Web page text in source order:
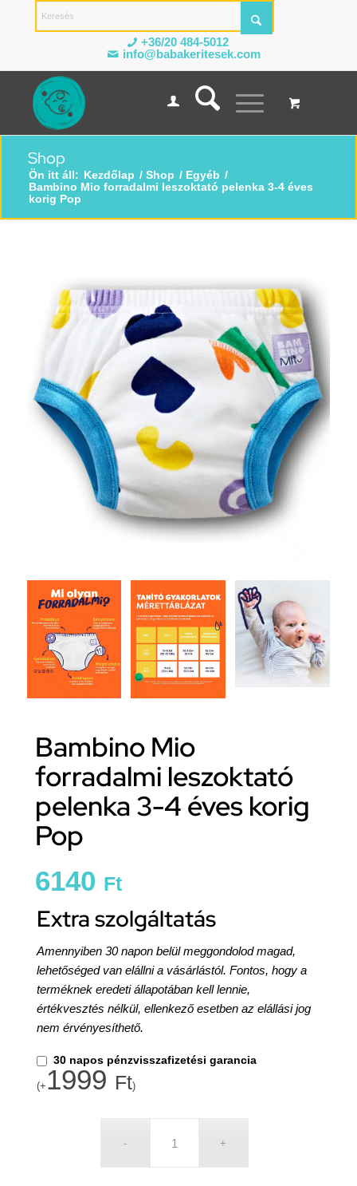
+36/20 484-5012
info@babakeritesek.com
Shop
Ön itt áll: Kezdőlap / Shop / Egyéb /
Bambino Mio forradalmi leszoktató pelenka 3-4 éves
korig Pop
Bambino Mio
forradalmi leszoktató
pelenka 3-4 éves korig
Pop
6140 Ft
Extra szolgáltatás
Amennyiben 30 napon belül meggondolod magad,
lehetőséged van elállni a vásárlástól. Fontos, hogy a
terméknek eredeti állapotában kell lennie,
értékvesztés nélkül, ellenkező esetben az elállási jog
nem érvényesíthető.
30 napos pénzvisszafizetési garancia
(+ 1999 Ft)